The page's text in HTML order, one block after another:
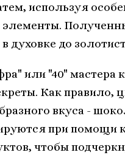
используя
элементы.
до
или "40" мастера
Как правило,
вкуса -
при помощи
чтобы